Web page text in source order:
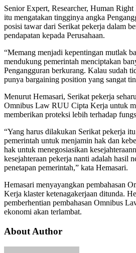
Senior Expert, Researcher, Human
itu mengatakan tingginya angka
posisi tawar dari Serikat pekerja dalam
pendapatan kepada Perusahaan.
“Memang menjadi kepentingan mutlak
mendukung pemerintah menciptakan
Pengangguran berkurang. Kalau sudah
punya bargaining position yang sangat
Menurut Hemasari, Serikat pekerja
Omnibus Law RUU Cipta Kerja untuk
memberikan proteksi lebih terhadap
“Yang harus dilakukan Serikat pekerja
pemerintah untuk menjamin hak dan
hak untuk menegosiasikan
kesejahteraan pekerja nanti adalah hasil
penetapan pemerintah,” kata Hemasari.
Hemasari menyayangkan pembahasan
Kerja klaster ketenagakerjaan ditunda.
pemberhentian pembahasan Omnibus
ekonomi akan terlambat.
About Author